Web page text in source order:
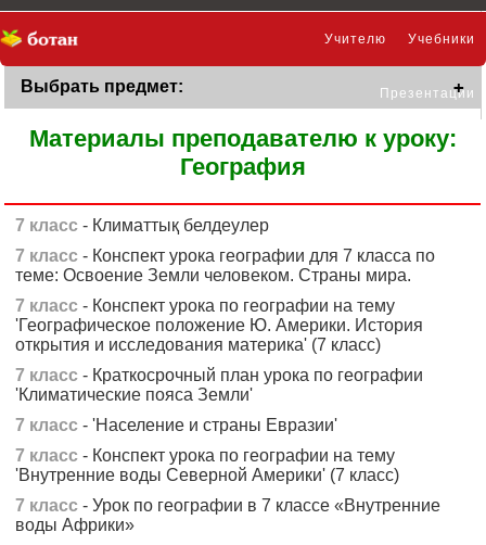
Учебники
Учителю
Презентации
Выбрать предмет:
Материалы преподавателю к уроку:
География
7 класс - Климаттық белдеулер
7 класс - Конспект урока географии для 7 класса по
теме: Освоение Земли человеком. Страны мира.
7 класс - Конспект урока по географии на тему
'Географическое положение Ю. Америки. История
открытия и исследования материка' (7 класс)
7 класс - Краткосрочный план урока по географии
'Климатические пояса Земли'
7 класс - 'Население и страны Евразии'
7 класс - Конспект урока по географии на тему
'Внутренние воды Северной Америки' (7 класс)
7 класс - Урок по географии в 7 классе «Внутренние
воды Африки»